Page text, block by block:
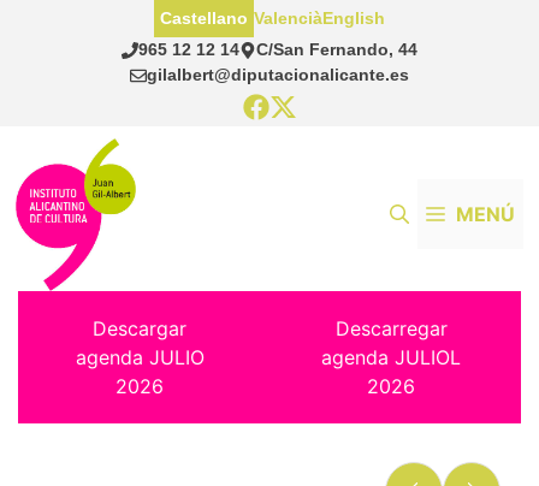
965 12 12 14
C/San Fernando, 44
gilalbert@diputacionalicante.es
Castellano ValenciàEnglish
MENÚ
Descargar
agenda JULIO
2026
Descarregar
agenda JULIOL
2026